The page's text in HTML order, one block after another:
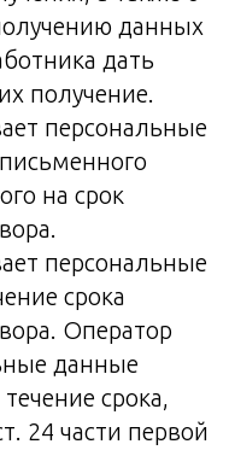
данных
дать
получение.
персональные
на срок
персональные
срока
Оператор
данные
срока,
24 части первой